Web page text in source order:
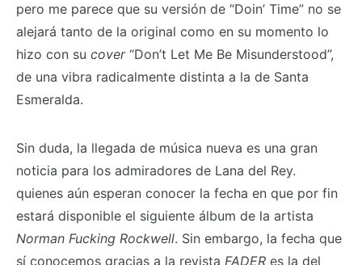
pero me parece que su versión de “Doin’ Time” no se
alejará tanto de la original como en su momento lo
hizo con su cover “Don’t Let Me Be Misunderstood”,
de una vibra radicalmente distinta a la de Santa
Esmeralda.
Sin duda, la llegada de música nueva es una gran
noticia para los admiradores de Lana del Rey.
quienes aún esperan conocer la fecha en que por fin
estará disponible el siguiente álbum de la artista
Norman Fucking Rockwell. Sin embargo, la fecha que
sí conocemos gracias a la revista FADER es la del